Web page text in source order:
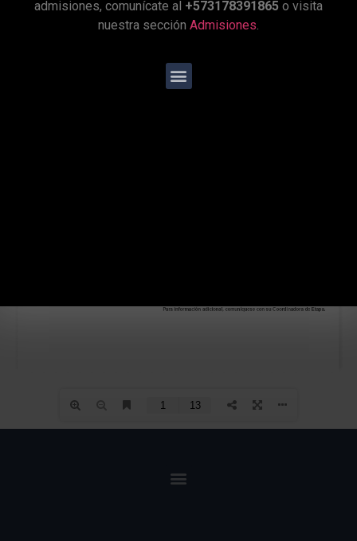
admisiones, comunícate al +573178391865 o visita
nuestra sección Admisiones.